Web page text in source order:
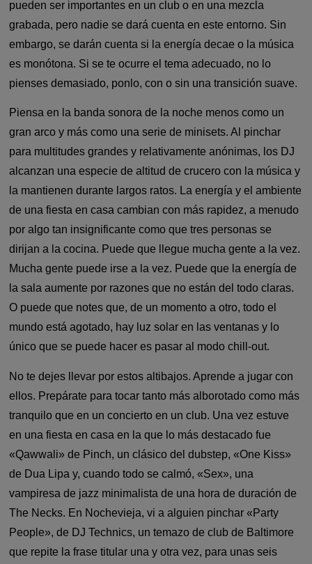
pueden ser importantes en un club o en una mezcla
grabada, pero nadie se dará cuenta en este entorno. Sin
embargo, se darán cuenta si la energía decae o la música
es monótona. Si se te ocurre el tema adecuado, no lo
pienses demasiado, ponlo, con o sin una transición suave.
Piensa en la banda sonora de la noche menos como un
gran arco y más como una serie de minisets. Al pinchar
para multitudes grandes y relativamente anónimas, los DJ
alcanzan una especie de altitud de crucero con la música y
la mantienen durante largos ratos. La energía y el ambiente
de una fiesta en casa cambian con más rapidez, a menudo
por algo tan insignificante como que tres personas se
dirijan a la cocina. Puede que llegue mucha gente a la vez.
Mucha gente puede irse a la vez. Puede que la energía de
la sala aumente por razones que no están del todo claras.
O puede que notes que, de un momento a otro, todo el
mundo está agotado, hay luz solar en las ventanas y lo
único que se puede hacer es pasar al modo chill-out.
No te dejes llevar por estos altibajos. Aprende a jugar con
ellos. Prepárate para tocar tanto más alborotado como más
tranquilo que en un concierto en un club. Una vez estuve
en una fiesta en casa en la que lo más destacado fue
«Qawwali» de Pinch, un clásico del dubstep, «One Kiss»
de Dua Lipa y, cuando todo se calmó, «Sex», una
vampiresa de jazz minimalista de una hora de duración de
The Necks. En Nochevieja, vi a alguien pinchar «Party
People», de DJ Technics, un temazo de club de Baltimore
que repite la frase titular una y otra vez, para unas seis